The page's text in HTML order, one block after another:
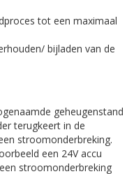
tot een maximaal
bijladen van de
geheugenstand
terugkeert in de
stroomonderbreking.
een 24V accu
stroomonderbreking